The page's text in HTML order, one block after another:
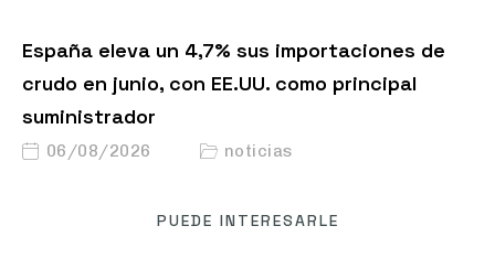
España eleva un 4,7% sus importaciones de
crudo en junio, con EE.UU. como principal
suministrador
06/08/2026 noticias
PUEDE INTERESARLE